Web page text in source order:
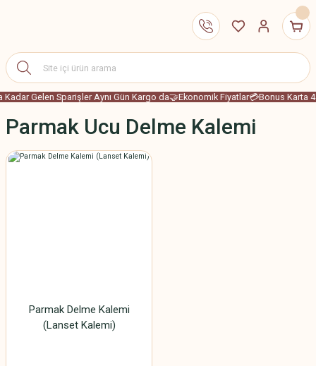
Kadar Gelen Sparişler Aynı Gün Kargo da🤝Ekonomik Fiyatlar💳Bonus Karta 4
Parmak Ucu Delme Kalemi
Parmak Delme Kalemi
(Lanset Kalemi)